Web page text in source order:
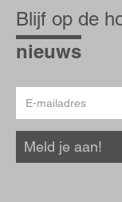
op
de
hoogte
Blijf op de
nieuws
mailadres
Meld je aan!